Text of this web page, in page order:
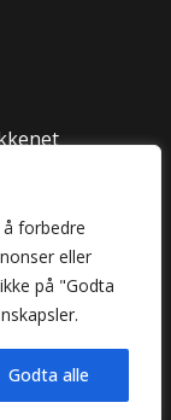
forbedre
eller
på "Godta
Godta alle
- Aktuelno